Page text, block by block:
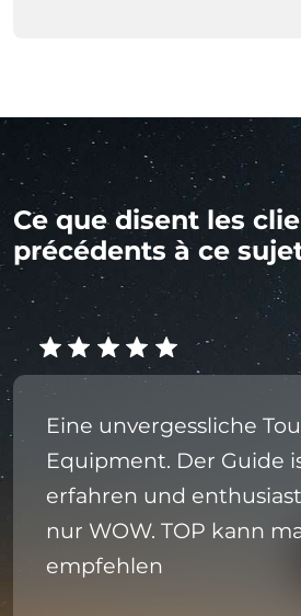
Ce que disent les
précédents à ce
Eine unvergessliche
Equipment. Der Guide
erfahren und
nur WOW. TOP kann
empfehlen